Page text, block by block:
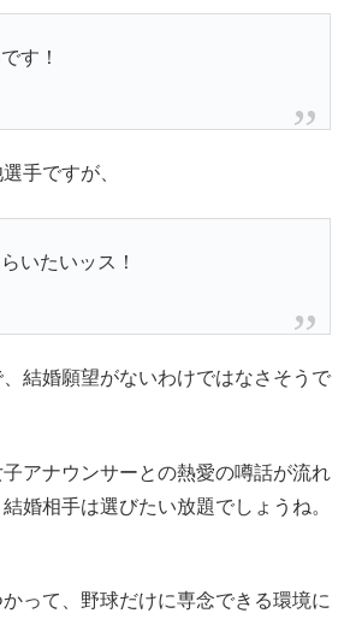
す！
手ですが、
いたいッス！
結婚願望がないわけではなさそうで
アナウンサーとの熱愛の噂話が流れ
婚相手は選びたい放題でしょうね。
って、野球だけに専念できる環境に